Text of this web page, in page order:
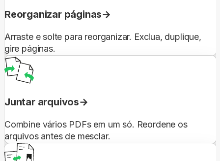
Reorganizar páginas
Arraste e solte para reorganizar. Exclua, duplique,
gire páginas.
Juntar arquivos
Combine vários PDFs em um só. Reordene os
arquivos antes de mesclar.